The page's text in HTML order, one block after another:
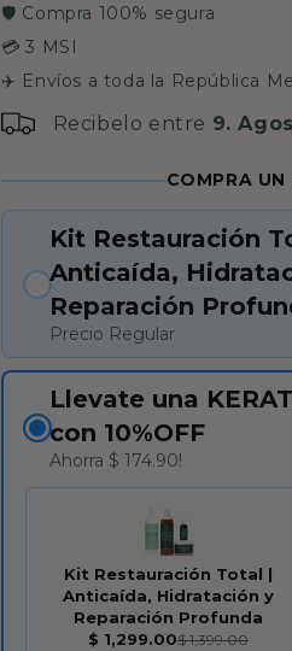
🛡️ Compra 100% segura
💳 3 MSI
✈️ Envíos a toda la República
Recibelo entre 9.
COMPRA UN
Kit Restauración
Anticaída,
Reparación
Precio Regular
Llevate una
con 10%OFF
Ahorra $ 174.90!
Kit Restauración Total |
Anticaída, Hidratación y
Reparación Profunda
$ 1,299.00$ 1,399.00